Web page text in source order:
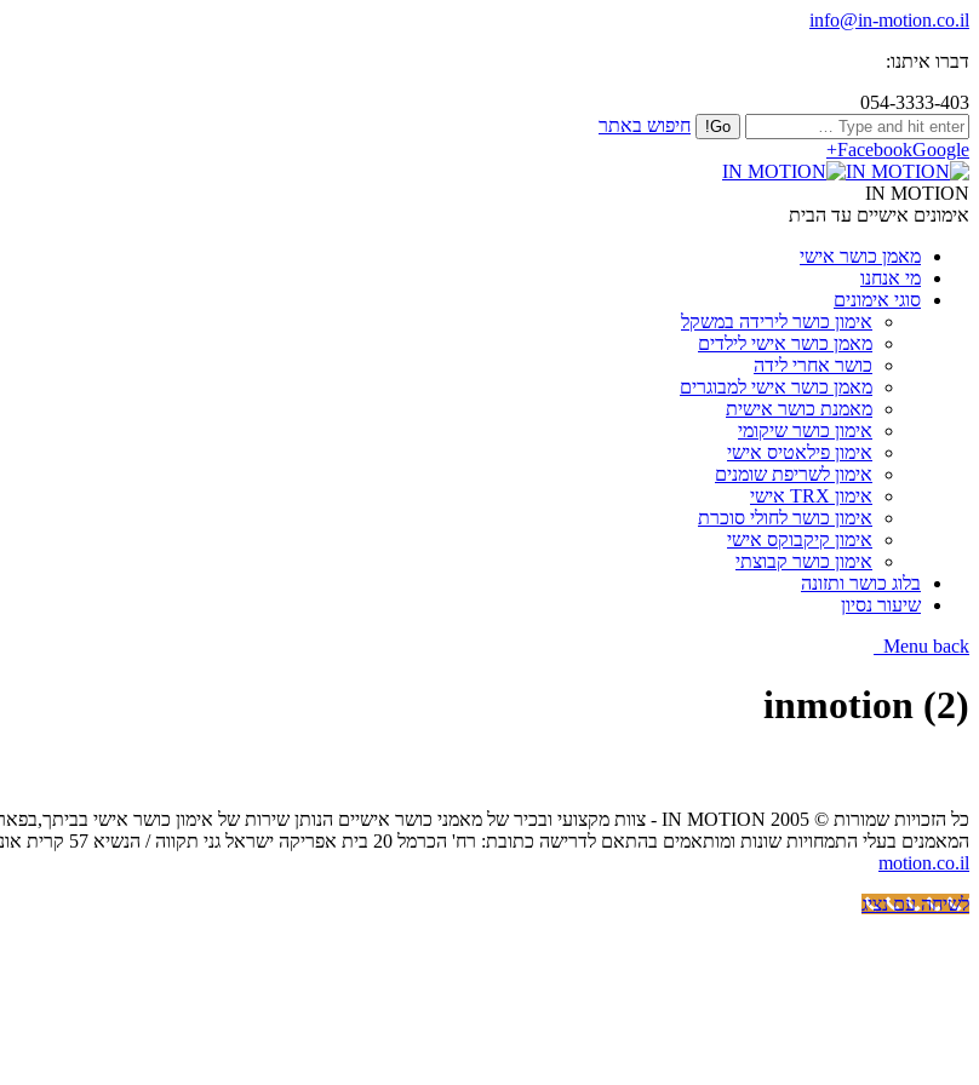
info@in-motion.co.il
דברו איתנו:
054-3333-403
חיפוש באתר
FacebookGoogle+
IN MOTION
אימונים אישיים עד הבית
מאמן כושר אישי
מי אנחנו
סוגי אימונים
אימון כושר לירידה במשקל
מאמן כושר אישי לילדים
כושר אחרי לידה
מאמן כושר אישי למבוגרים
מאמנת כושר אישית
אימון כושר שיקומי
אימון פילאטיס אישי
אימון לשריפת שומנים
אימון TRX אישי
אימון כושר לחולי סוכרת
אימון קיקבוקס אישי
אימון כושר קבוצתי
בלוג כושר ותזונה
שיעור נסיון
Menu back
inmotion (2)
כל הזכויות שמורות © IN MOTION 2005 - צוות מקצועי ובכיר של מאמני כושר אישיים הנותן שירות של אימון כושר אישי בביתך,בפארקים ציבוריים או בסטודיו בפריסה ארצית.
המאמנים בעלי התמחויות שונות ומותאמים בהתאם לדרישה כתובת: רח' הכרמל 20 בית אפריקה ישראל גני תקווה / הנשיא 57 קרית אונו - (כיכר דרכטן) / פתח תקווה העצמאות טלפון:054-3333403 אימייל:
motion.co.il
לשיחה עם נציג